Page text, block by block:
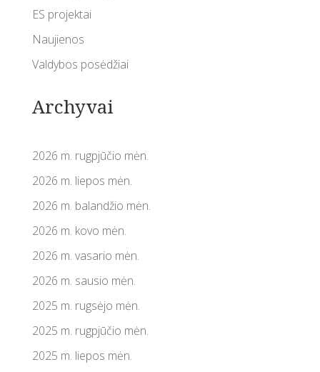
ES projektai
Naujienos
Valdybos posėdžiai
Archyvai
2026 m. rugpjūčio mėn.
2026 m. liepos mėn.
2026 m. balandžio mėn.
2026 m. kovo mėn.
2026 m. vasario mėn.
2026 m. sausio mėn.
2025 m. rugsėjo mėn.
2025 m. rugpjūčio mėn.
2025 m. liepos mėn.